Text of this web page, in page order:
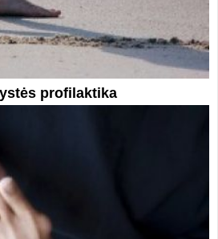
profilaktika